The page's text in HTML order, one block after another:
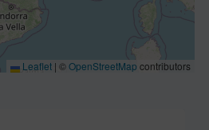
Leaflet | ©OpenStreetMap contributors